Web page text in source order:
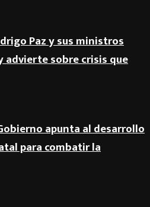
Paz y sus ministros
advierte sobre crisis que
apunta al desarrollo
para combatir la